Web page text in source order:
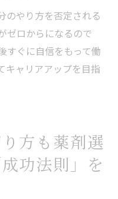
のやり方を否定される
ゼロからになるので
すぐに自信をもって働
キャリアアップを目指
方も薬剤選
功法則」を